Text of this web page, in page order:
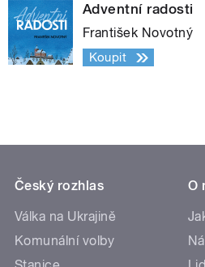
Adventní radosti
František Novotný
Koupit
Český rozhlas
Válka na Ukrajině
Komunální volby
O